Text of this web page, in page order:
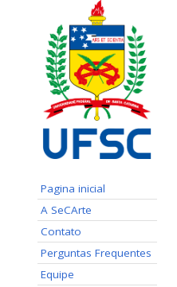
Pagina inicial
A SeCArte
Contato
Perguntas Frequentes
Equipe